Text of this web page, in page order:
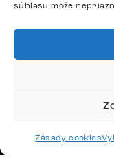
súhlasu môže
Zásady cookies
Google recenzie
4,8
Platby